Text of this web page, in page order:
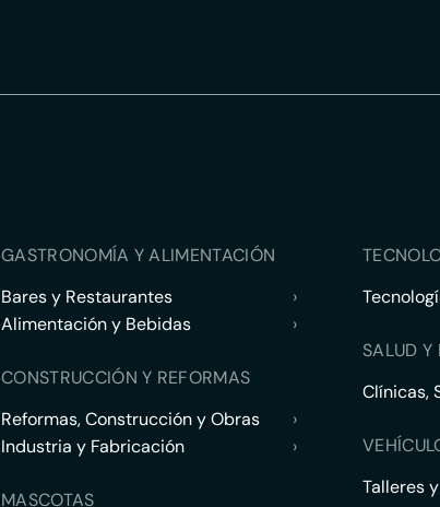
GASTRONOMÍA Y ALIMENTACIÓN
Bares y Restaurantes
›
Alimentación y Bebidas
›
CONSTRUCCIÓN Y REFORMAS
Reformas, Construcción y Obras
›
Industria y Fabricación
›
MASCOTAS
SALUD Y
Clínicas,
Talleres